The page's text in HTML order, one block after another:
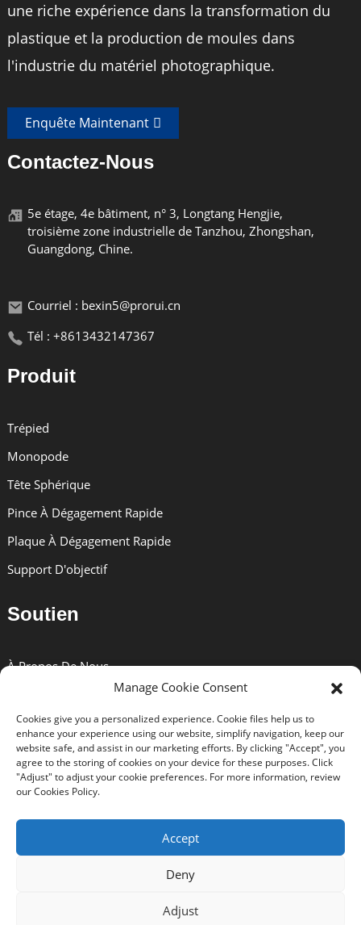
Matériel Alliage d'aluminium
Longueur 935mm
Poids
Avantages Du Produit
permettant d'ajuster la longueur selon les spécifications
rend durable.
Assurer La Stabilité
Son diamètre intérieur maximum est de 20 mm,
offrant stabilité et support à votre appareil photo,
garantissant que les photos que vous prenez sont
une riche expérience dans la transformation du
plastique et la production de moules dans
l'industrie du matériel photographique.
Enquête Maintenant
Contactez-Nous
5e étage, 4e bâtiment, n° 3, Longtang Hengjie,
troisième zone industrielle de Tanzhou, Zhongshan,
Guangdong, Chine.
Courriel : bexin5@prorui.cn
Tél : +8613432147367
Produit
Trépied
Monopode
Tête Sphérique
Pince À Dégagement Rapide
Plaque À Dégagement Rapide
Support D'objectif
Soutien
À Propos De Nous
Nouvelles
Certificats
Télécharger
Plan du site
Manage Cookie Consent
Cookies give you a personalized experience. Cookie files help us to
enhance your experience using our website, simplify navigation, keep our
website safe, and assist in our marketing efforts. By clicking "Accept", you
agree to the storing of cookies on your device for these purposes. Click
"Adjust" to adjust your cookie preferences. For more information, review
our Cookies Policy.
Accept
Deny
Adjust